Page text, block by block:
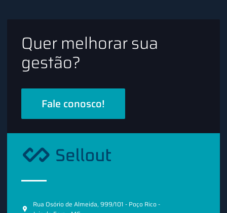
Quer melhorar sua
gestão?
Fale conosco!
Rua Osório de Almeida, 999/101 - Poço Rico -